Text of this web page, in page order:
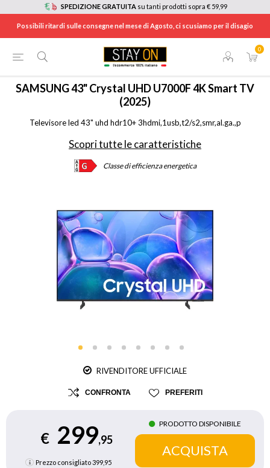
SPEDIZIONE GRATUITA su tanti prodotti sopra € 59,99
Possibili ritardi sulle consegne nel mese di Agosto, ci scusiamo per il disagio
0
TV E HOME CINEMA / TV / TV 4K ULTRA HD UE43U7000FUXZT
SAMSUNG43" Crystal UHD U7000F 4K Smart TV
(2025)
Televisore led 43" uhd hdr10+ 3hdmi,1usb,t2/s2,smr,al.ga.,p
Scopri tutte le caratteristiche
Classe di efficienza energetica
RIVENDITORE UFFICIALE
CONFRONTA PREFERITI
€ 299,95
Prezzo consigliato399,95
PRODOTTO DISPONIBILE